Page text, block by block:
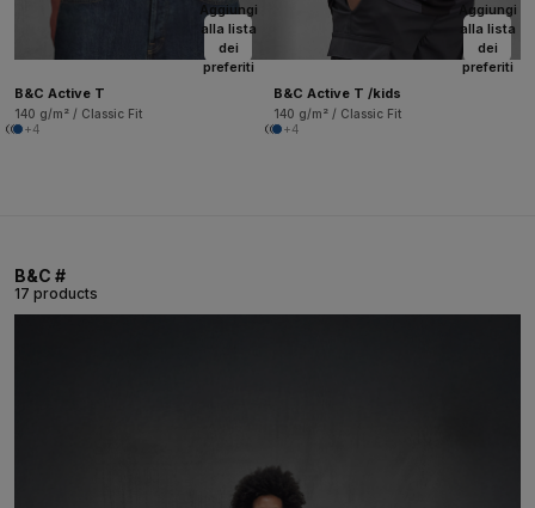
Aggiungi
alla lista
dei
preferiti
B&C Active T
140 g/m² / Classic Fit
+4
Aggiungi
alla lista
dei
preferiti
B&C Active T /kids
140 g/m² / Classic Fit
+4
B&C #
17 products